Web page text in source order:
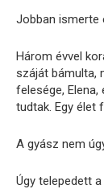
Jobban ismerte
Három évvel
száját bámulta,
felesége, Elena,
tudtak. Egy élet
A gyász nem
Úgy telepedett